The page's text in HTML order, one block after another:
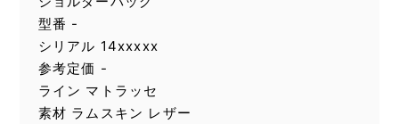
型番 -
シリアル 14xxxxx
参考定価 -
ライン マトラッセ
素材 ラムスキン レザー